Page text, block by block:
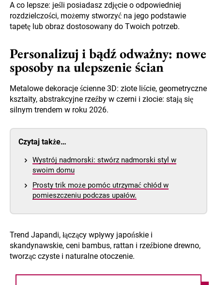
A co lepsze: jeśli posiadasz zdjęcie o odpowiedniej
rozdzielczości, możemy stworzyć na jego podstawie
tapetę lub obraz dostosowany do Twoich potrzeb.
Personalizuj i bądź odważny: nowe
sposoby na ulepszenie ścian
Metalowe dekoracje ścienne 3D: złote liście, geometryczne
kształty, abstrakcyjne rzeźby w czerni i złocie: stają się
silnym trendem w roku 2026.
Czytaj także…
Wystrój nadmorski: stwórz nadmorski styl w
swoim domu
Prosty trik może pomóc utrzymać chłód w
pomieszczeniu podczas upałów.
Trend Japandi, łączący wpływy japońskie i
skandynawskie, ceni bambus, rattan i rzeźbione drewno,
tworząc czyste i naturalne otoczenie.